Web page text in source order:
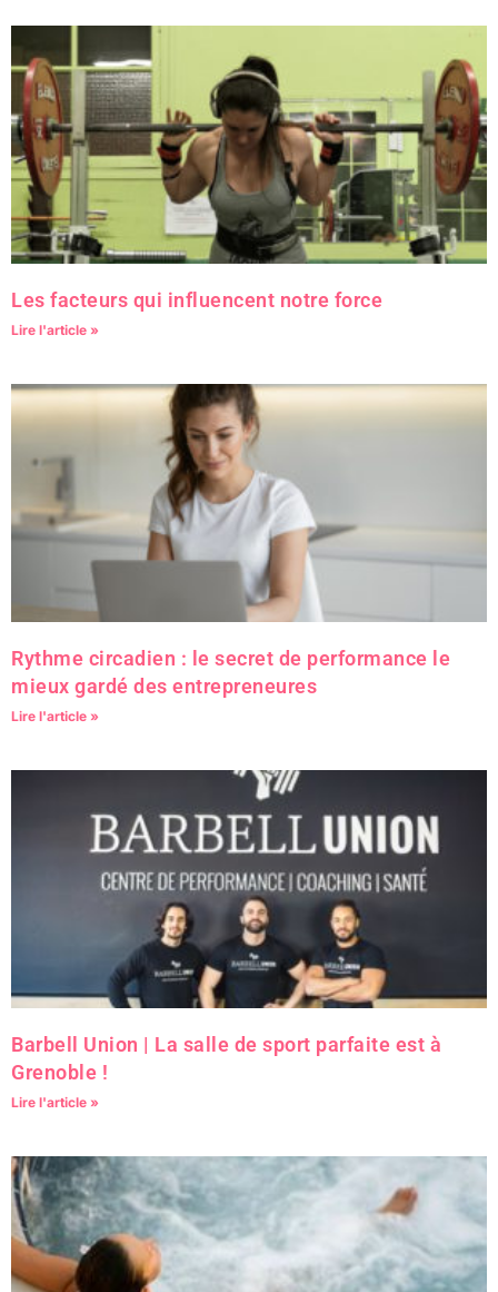
Les facteurs qui influencent notre force
Lire l'article »
Rythme circadien : le secret de performance le
mieux gardé des entrepreneures
Lire l'article »
Barbell Union | La salle de sport parfaite est à
Grenoble !
Lire l'article »